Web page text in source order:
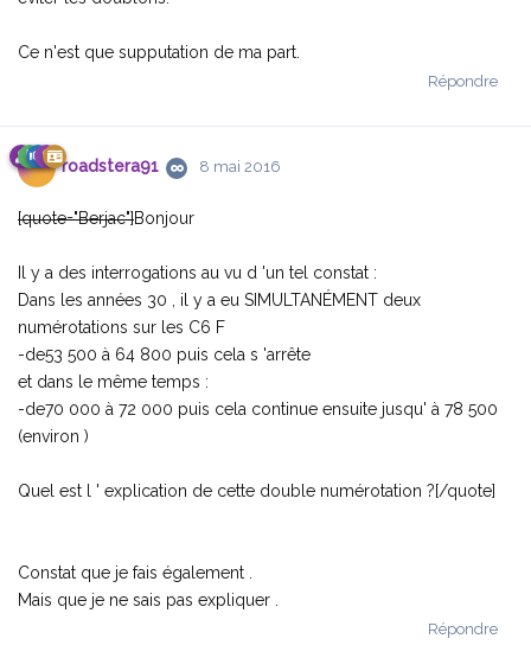
Ce n'est que supputation de ma part.
Répondre
roadstera91 8 mai 2016
[quote="Berjac"]Bonjour
Il y a des interrogations au vu d 'un tel constat :
Dans les années 30 , il y a eu SIMULTANÉMENT deux
numérotations sur les C6 F
-de53 500 à 64 800 puis cela s 'arrête
et dans le même temps :
-de70 000 à 72 000 puis cela continue ensuite jusqu' à 78 500
(environ )
Quel est l ' explication de cette double numérotation ?[/quote]
Constat que je fais également .
Mais que je ne sais pas expliquer .
Répondre